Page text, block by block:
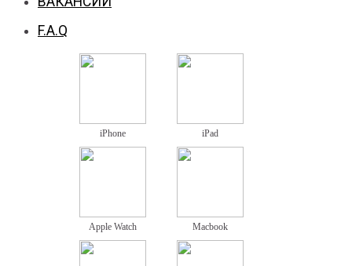
F.A.Q
iPhone iPad
Apple Watch Macbook